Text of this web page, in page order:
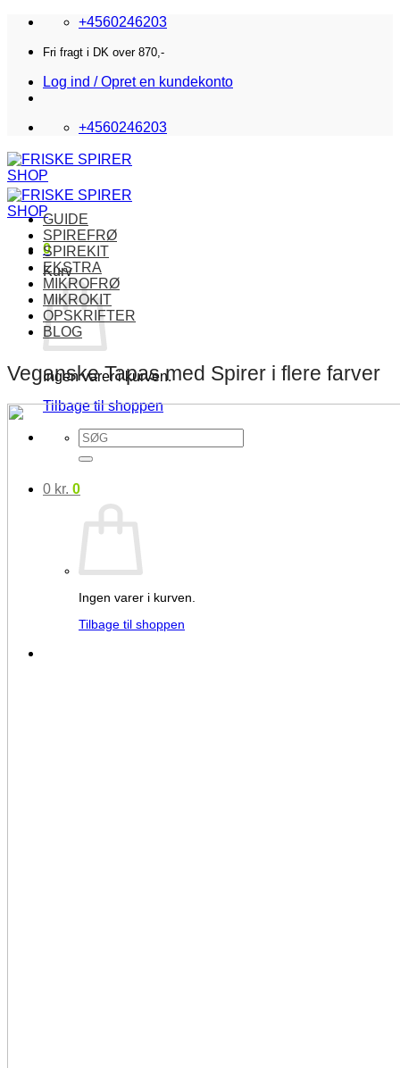
Fortsæt
indhold
+4560246203
Fri fragt i DK over 870,-
Log ind / Opret en kundekonto
+4560246203
0
Kurv
Ingen varer i kurven.
Tilbage til shoppen
Søg
efter:
0 kr. 0
Ingen varer i kurven.
Tilbage til shoppen
GUIDE
SPIREFRØ
SPIREKIT
EKSTRA
MIKROFRØ
MIKROKIT
OPSKRIFTER
BLOG
Veganske Tapas med Spirer i flere farver